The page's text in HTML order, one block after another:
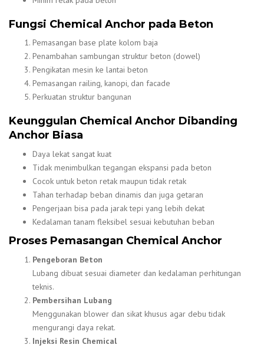
Fungsi Chemical Anchor pada Beton
Pemasangan base plate kolom baja
Penambahan sambungan struktur beton (dowel)
Pengikatan mesin ke lantai beton
Pemasangan railing, kanopi, dan facade
Perkuatan struktur bangunan
Keunggulan Chemical Anchor Dibanding
Anchor Biasa
Daya lekat sangat kuat
Tidak menimbulkan tegangan ekspansi pada beton
Cocok untuk beton retak maupun tidak retak
Tahan terhadap beban dinamis dan juga getaran
Pengerjaan bisa pada jarak tepi yang lebih dekat
Kedalaman tanam fleksibel sesuai kebutuhan beban
Proses Pemasangan Chemical Anchor
Pengeboran Beton
Lubang dibuat sesuai diameter dan kedalaman perhitungan
teknis.
Pembersihan Lubang
Menggunakan blower dan sikat khusus agar debu tidak
mengurangi daya rekat.
Injeksi Resin Chemical